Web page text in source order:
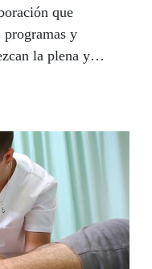
que
y
la plena y